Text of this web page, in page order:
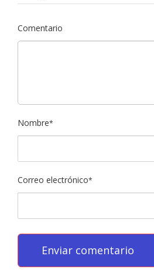
Comentario
Nombre*
Correo electrónico*